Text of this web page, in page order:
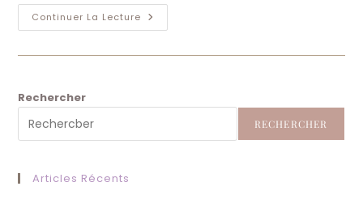
Continuer La Lecture Six
Gestes
Responsable
Rechercher
RECHERCHER
Articles Récents